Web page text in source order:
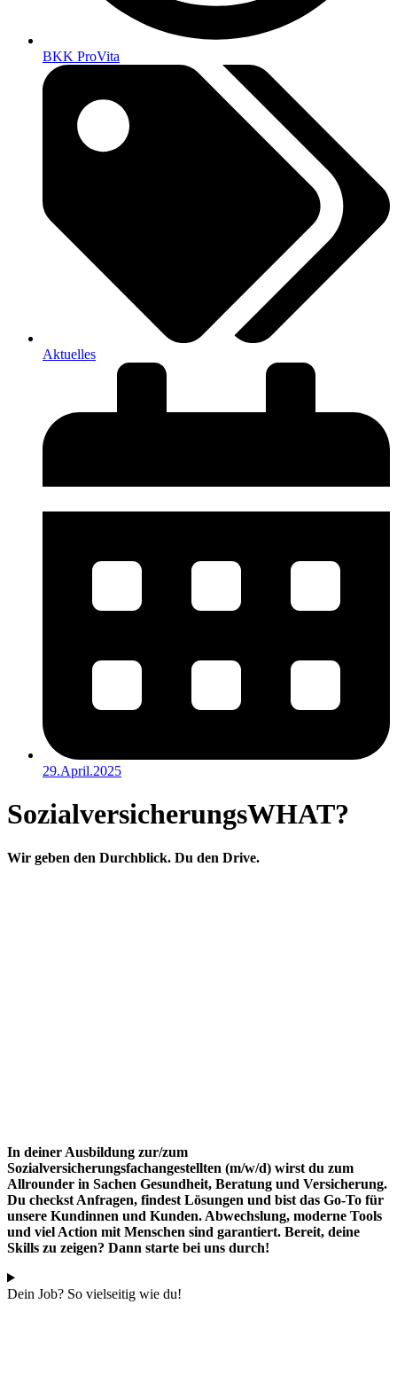
BKK ProVita
Aktuelles
29.April.2025
SozialversicherungsWHAT?
Wir geben den Durchblick. Du den Drive.
In deiner Ausbildung zur/zum
Sozialversicherungsfachangestellten (m/w/d) wirst du zum
Allrounder in Sachen Gesundheit, Beratung und Versicherung.
Du checkst Anfragen, findest Lösungen und bist das Go-To für
unsere Kundinnen und Kunden. Abwechslung, moderne Tools
und viel Action mit Menschen sind garantiert. Bereit, deine
Skills zu zeigen? Dann starte bei uns durch!
Dein Job? So vielseitig wie du!